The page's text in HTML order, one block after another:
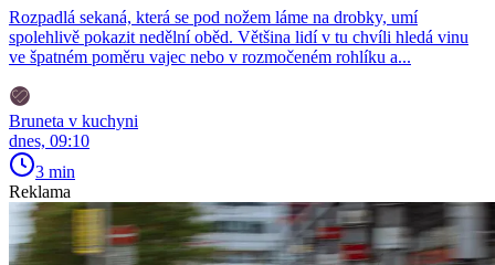
Rozpadlá sekaná, která se pod nožem láme na drobky, umí
spolehlivě pokazit nedělní oběd. Většina lidí v tu chvíli hledá vinu
ve špatném poměru vajec nebo v rozmočeném rohlíku a...
Bruneta v kuchyni
dnes, 09:10
3 min
Reklama